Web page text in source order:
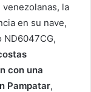
la
en su nave,
con una
Pampatar,